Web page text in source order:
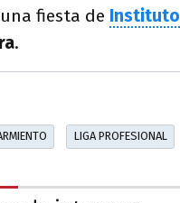
fiesta de Instituto
.
LIGA PROFESIONAL